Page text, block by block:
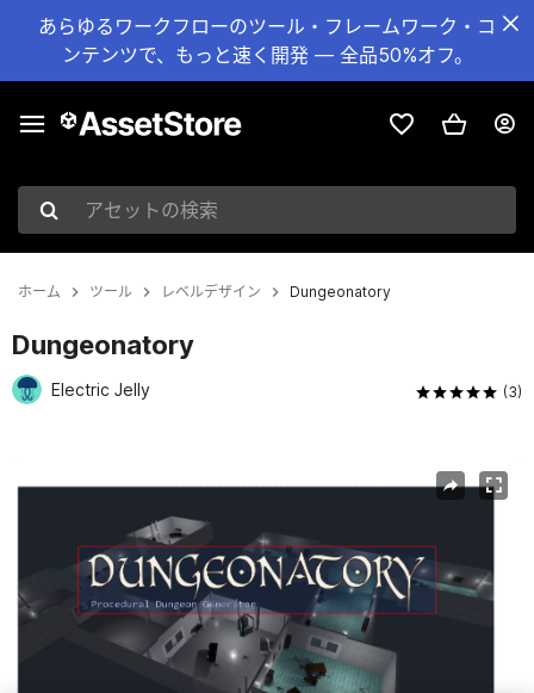
あらゆるワークフローのツール・フレームワーク・コ
ンテンツで、もっと速く開発 — 全品50%オフ。
アセットの検索
ホーム ツール レベルデザイン Dungeonatory
Dungeonatory
Electric Jelly (3)